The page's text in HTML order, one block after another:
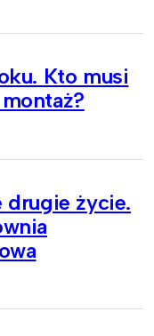
Kto musi
drugie życie.